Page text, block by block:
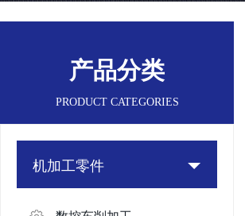
产品分类
PRODUCT CATEGORIES
机加工零件